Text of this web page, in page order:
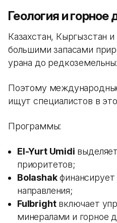
Геология и горное
Казахстан, Кыргызстан
большими запасами
урана до
Поэтому
ищут специалистов в
Программы:
El-Yurt Umidi
приоритетов;
Bolashak
направления;
Fulbrightвключает
минералами и горное